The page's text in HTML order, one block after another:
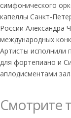
симфонического
капеллы Санкт-
России Александра
международных
Артисты исполнили
для фортепиано и
аплодисментами
Смотрите